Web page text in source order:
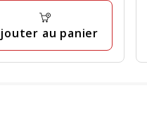
au panier